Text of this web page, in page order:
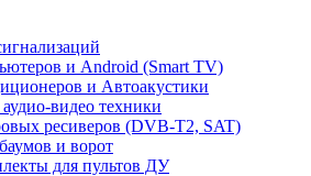
и Android (Smart TV)
и Автоакустики
видео техники
ресиверов (DVB-T2, SAT)
и ворот
для пультов ДУ